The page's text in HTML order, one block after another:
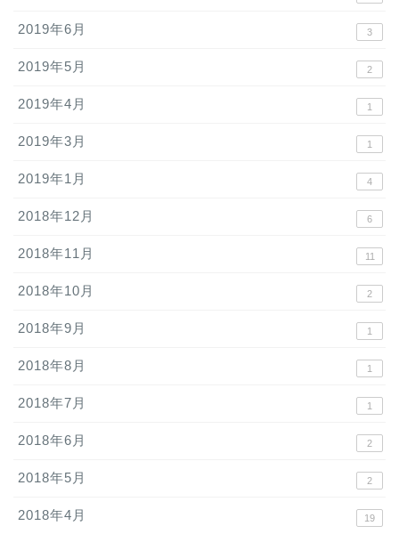
2019年6月 3
2019年5月 2
2019年4月 1
2019年3月 1
2019年1月 4
2018年12月 6
2018年11月 11
2018年10月 2
2018年9月 1
2018年8月 1
2018年7月 1
2018年6月 2
2018年5月 2
2018年4月 19